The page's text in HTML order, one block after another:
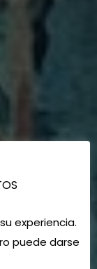
experiencia.
puede darse